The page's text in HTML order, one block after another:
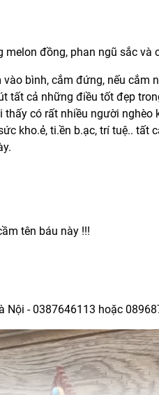
đồng, phan ngũ sắc và
bình, cắm đứng, nếu cắm
tất cả những điều tốt đẹp
có rất nhiều người
kho.ẻ, ti.ền b.ạc, trí tuệ.. tất
tên báu này !!!
Nội -0387646113 hoặc